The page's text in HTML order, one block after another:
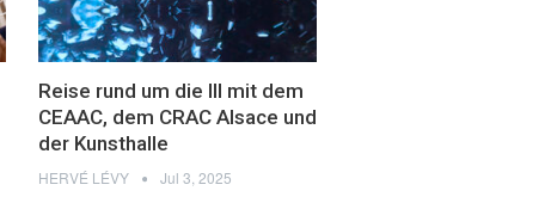
Reise rund um die Ill mit dem
CEAAC, dem CRAC Alsace und
der Kunsthalle
HERVÉ LÉVY Jul 3, 2025